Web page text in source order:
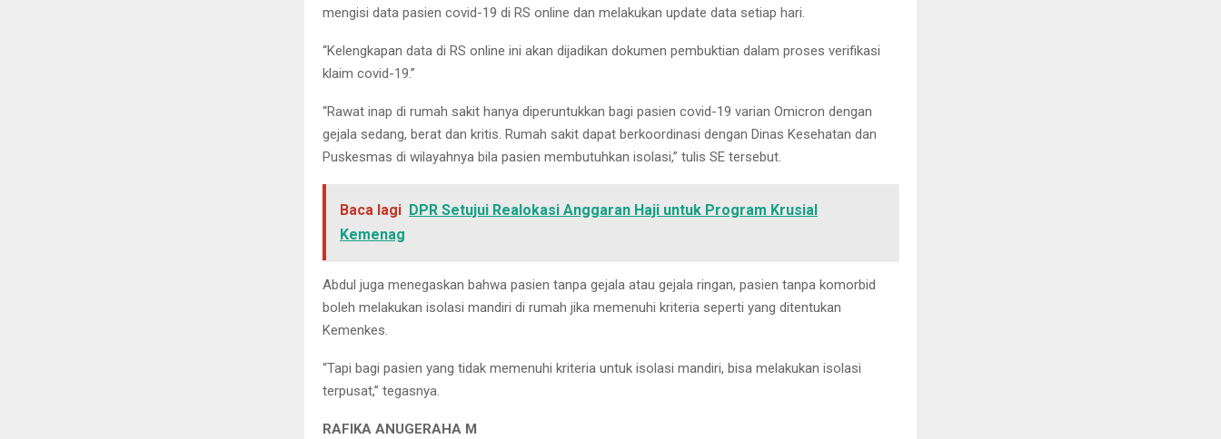
mengisi data pasien covid-19 di RS online dan melakukan update data setiap hari.
“Kelengkapan data di RS online ini akan dijadikan dokumen pembuktian dalam proses verifikasi
klaim covid-19.”
“Rawat inap di rumah sakit hanya diperuntukkan bagi pasien covid-19 varian Omicron dengan
gejala sedang, berat dan kritis. Rumah sakit dapat berkoordinasi dengan Dinas Kesehatan dan
Puskesmas di wilayahnya bila pasien membutuhkan isolasi,” tulis SE tersebut.
Baca lagi DPR Setujui Realokasi Anggaran Haji untuk Program Krusial
Kemenag
Abdul juga menegaskan bahwa pasien tanpa gejala atau gejala ringan, pasien tanpa komorbid
boleh melakukan isolasi mandiri di rumah jika memenuhi kriteria seperti yang ditentukan
Kemenkes.
“Tapi bagi pasien yang tidak memenuhi kriteria untuk isolasi mandiri, bisa melakukan isolasi
terpusat,” tegasnya.
RAFIKA ANUGERAHA M